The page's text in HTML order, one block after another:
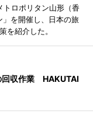
トロポリタン山形（香
を開催し、日本の旅
を紹介した。
回収作業 HAKUTAI